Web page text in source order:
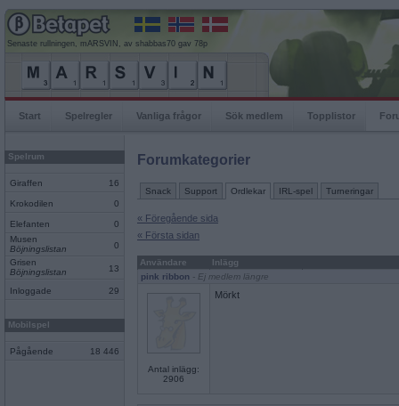
Senaste rullningen, mARSVIN, av shabbas70 gav 78p
Start Spelregler Vanliga frågor Sök medlem Topplistor
Spelrum
Giraffen 16
Krokodilen 0
Elefanten
0
Musen
Böjningslistan
0
Grisen
Böjningslistan
13
Inloggade 29
Mobilspel
Pågående 18 446
Forumkategorier
Snack Support Ordlekar IRL-spel Turneringar
« Föregående sida
« Första sidan
Användare
Inlägg
pink ribbon - Ej medlem längre
Antal inlägg:
2906
Mörkt